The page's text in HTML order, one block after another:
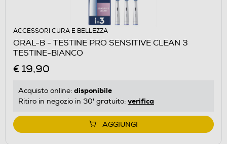
ACCESSORI CURA E BELLEZZA
ORAL-B - TESTINE PRO SENSITIVE CLEAN 3
TESTINE-BIANCO
€ 19,90
Acquisto online: disponibile
Ritiro in negozio in 30' gratuito: verifica
AGGIUNGI